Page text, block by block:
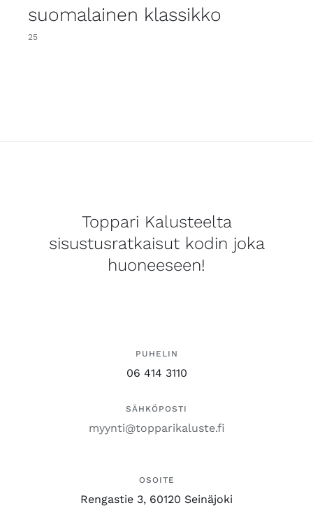
suomalainen klassikko
25
Toppari Kalusteelta
sisustusratkaisut kodin joka
huoneeseen!
PUHELIN
06 414 3110
SÄHKÖPOSTI
myynti@topparikaluste.fi
OSOITE
Rengastie 3, 60120 Seinäjoki